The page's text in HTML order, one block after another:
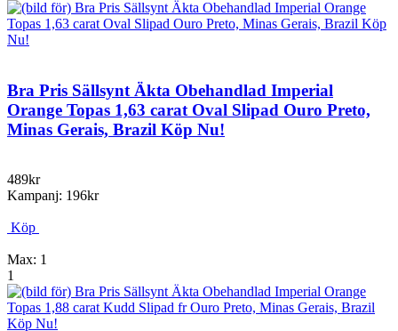
Bra Pris Sällsynt Äkta Obehandlad Imperial
Orange Topas 1,63 carat Oval Slipad Ouro Preto,
Minas Gerais, Brazil Köp Nu!
489kr
Kampanj: 196kr
Köp
Max: 1
1